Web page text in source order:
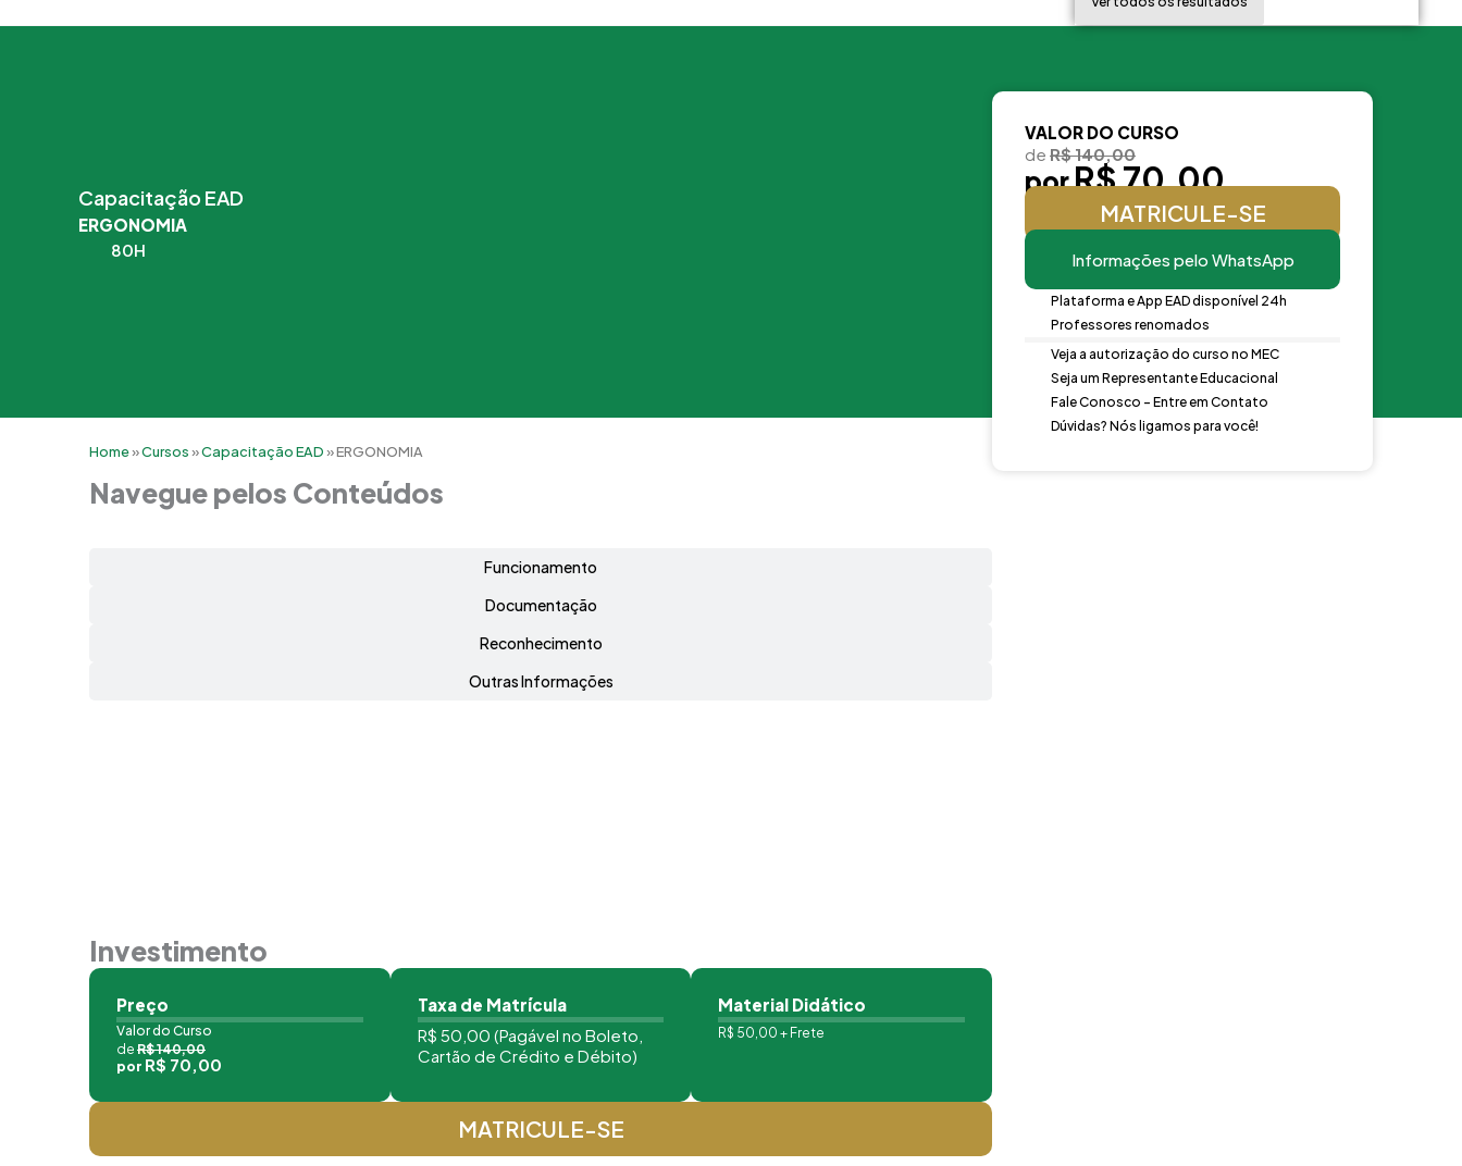
Capacitação EAD
ERGONOMIA
80H
Home»Cursos»Capacitação EAD»ERGONOMIA
Navegue pelos Conteúdos
Funcionamento
Documentação
Reconhecimento
Outras Informações
Investimento
Preço
Valor do Curso
de R$ 140,00
por R$ 70,00
Taxa de Matrícula
R$ 50,00 (Pagável no Boleto,
Cartão de Crédito e Débito)
Material Didático
R$ 50,00 + Frete
MATRICULE-SE
VALOR DO CURSO
de R$ 140,00
porR$ 70,00
MATRICULE-SE
Informações pelo WhatsApp
Plataforma e App EAD disponível 24h
Professores renomados
Veja a autorização do curso no MEC
Seja um Representante Educacional
Fale Conosco - Entre em Contato
Dúvidas? Nós ligamos para você!